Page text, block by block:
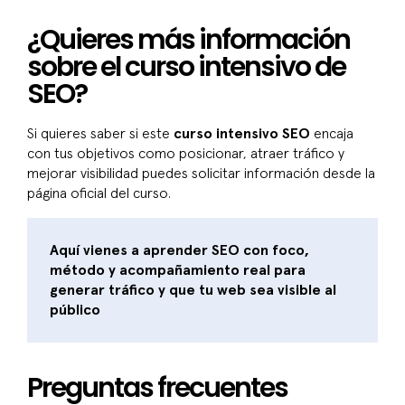
¿Quieres más información
sobre el curso intensivo de
SEO?
Si quieres saber si este curso intensivo SEO encaja
con tus objetivos como posicionar, atraer tráfico y
mejorar visibilidad puedes solicitar información desde la
página oficial del curso.
Aquí vienes a aprender SEO con foco,
método y acompañamiento real para
generar tráfico y que tu web sea visible al
público
Preguntas frecuentes